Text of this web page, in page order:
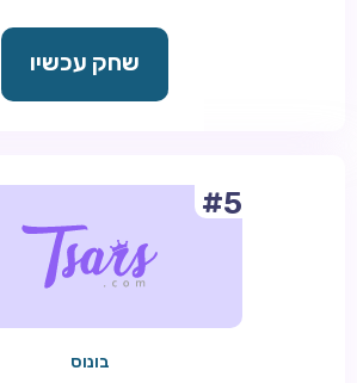
שחק עכשיו
#5
בונוס